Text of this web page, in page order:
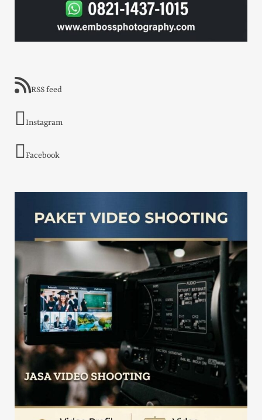
RSS feed
Instagram
Facebook